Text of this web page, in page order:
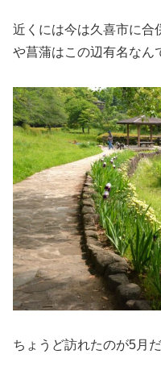
近くには今は久喜市に合
や菖蒲はこの辺有名なん
ちょうど訪れたのが5月